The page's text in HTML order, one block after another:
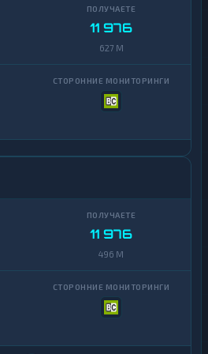
11 976
627 M
11 976
496 M